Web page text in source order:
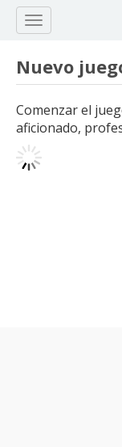
Nuevo
Comenzar el
aficionado,